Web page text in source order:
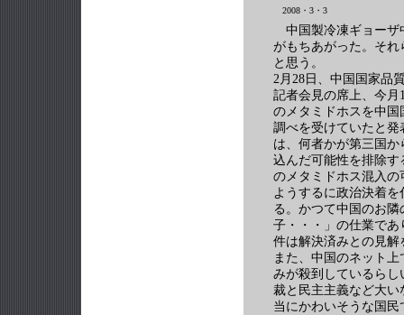
2008・3・3
中国製冷凍ギョーザ
がもちあがった。そ
と思う。
2月28日、中国国家品
記者会見の席上、今月
のメタミドホスを中
調べを受けていたと
は、何者かが第三国
込んだ可能性を排除
のメタミドホス混入
ようするに政治決着
る。かつて中国のお
子・・・」の仕業で
件は解決済みとの見
また、中国のネット
みが殺到しているら
裁と民主主義など大
当にかわいそうな国